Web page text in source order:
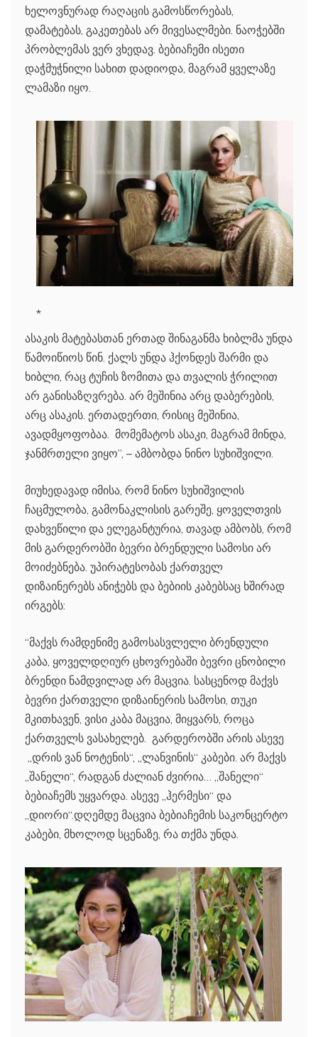
ხელოვნურად რაღაცის გამოსწორებას,
დამატებას, გაკეთებას არ მივესალმები. ნაოჭებში
პრობლემას ვერ ვხედავ. ბებიაჩემი ისეთი
დაჭმუჭნილი სახით დადიოდა, მაგრამ ყველაზე
ლამაზი იყო.
*
ასაკის მატებასთან ერთად შინაგანმა ხიბლმა უნდა
წამოიწიოს წინ. ქალს უნდა ჰქონდეს შარმი და
ხიბლი, რაც ტუჩის ზომითა და თვალის ჭრილით
არ განისაზღვრება. არ მეშინია არც დაბერების,
არც ასაკის. ერთადერთი, რისიც მეშინია,
ავადმყოფობაა. მომემატოს ასაკი, მაგრამ მინდა,
ჯანმრთელი ვიყო”, – ამბობდა ნინო სუხიშვილი.
მიუხედავად იმისა, რომ ნინო სუხიშვილის
ჩაცმულობა, გამონაკლისის გარეშე, ყოველთვის
დახვეწილი და ელეგანტურია, თავად ამბობს, რომ
მის გარდერობში ბევრი ბრენდული სამოსი არ
მოიძებნება. უპირატესობას ქართველ
დიზაინერებს ანიჭებს და ბებიის კაბებსაც ხშირად
ირგებს:
“მაქვს რამდენიმე გამოსასვლელი ბრენდული
კაბა, ყოველდღიურ ცხოვრებაში ბევრი ცნობილი
ბრენდი ნამდვილად არ მაცვია. სასცენოდ მაქვს
ბევრი ქართველი დიზაინერის სამოსი, თუკი
მკითხავენ, ვისი კაბა მაცვია, მიყვარს, როცა
ქართველს ვასახელებ. გარდერობში არის ასევე
„დრის ვან ნოტენის“, „ლანვინის“ კაბები. არ მაქვს
„შანელი“, რადგან ძალიან ძვირია… „შანელი“
ბებიაჩემს უყვარდა. ასევე „ჰერმესი“ და
„დიორი“.დღემდე მაცვია ბებიაჩემის საკონცერტო
კაბები, მხოლოდ სცენაზე, რა თქმა უნდა.